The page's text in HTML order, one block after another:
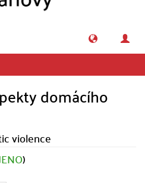
domácího
violence
)